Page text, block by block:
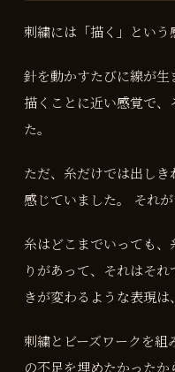
刺繍には「描く」という
針を動かすたびに線が
描くことに近い感覚で
た。
ただ、糸だけでは出し
感じていました。 それが
糸はどこまでいっても
りがあって、それはそ
きが変わるような表現は
刺繍とビーズワークを
の不足を埋めたかったか